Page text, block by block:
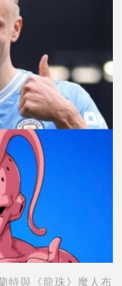
特與《龍珠》魔人布